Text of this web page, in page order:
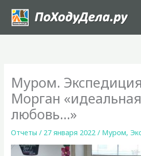
содержимому
Муром.
Морган «идеальная
любовь…»
Отчеты / 27 января 2022/ Муром,